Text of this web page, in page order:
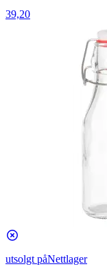
39,20
utsolgt påNettlager